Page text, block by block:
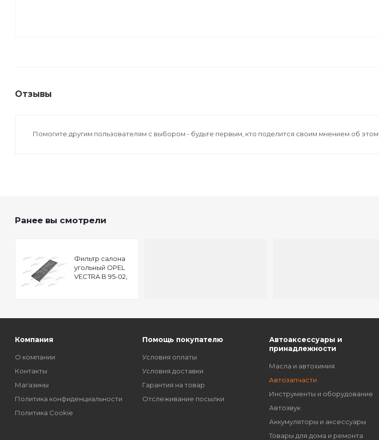
Отзывы
Помогите другим пользователям с выбором - будьте первым, кто поделится своим мнением об
Ранее вы смотрели
Фильтр салона
угольный OPEL
VECTRA B 95-02,
Компания
О компании
Контакты
Магазины
Политика конфиденциальности
Политика Cookie
Помощь покупателю
Условия оплаты
Условия доставки
Гарантия на товар
Отслеживание посылки
Автоаксессуары и
принадлежности
Масла и автохимия
Автозапчасти
Инструменты и оборудование
Автозвук
Аккумуляторы и аксессуары
Товары для дома и ремонта